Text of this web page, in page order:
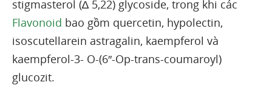
stigmasterol (∆ 5,22) glycoside, trong khi các
Flavonoid bao gồm quercetin, hypolectin,
isoscutellarein astragalin, kaempferol và
kaempferol-3- O-(6″-Op-trans-coumaroyl)
glucozit.